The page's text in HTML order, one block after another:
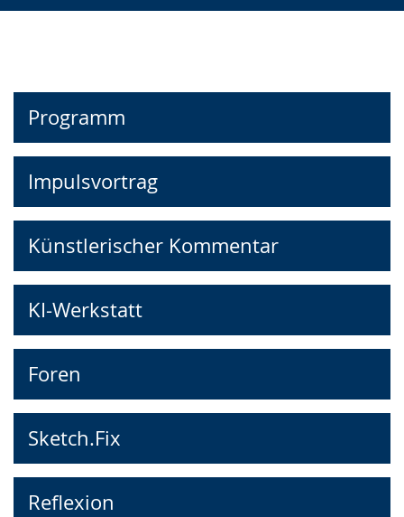
Programm
Impulsvortrag
Künstlerischer Kommentar
KI-Werkstatt
Foren
Sketch.Fix
Reflexion